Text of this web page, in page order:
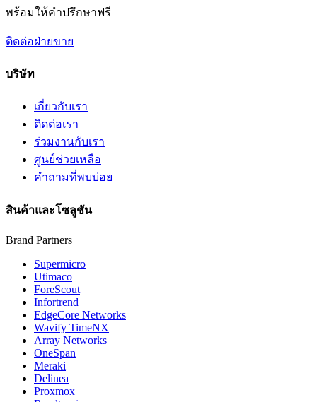
พร้อมให้คำปรึกษาฟรี
ติดต่อฝ่ายขาย
บริษัท
เกี่ยวกับเรา
ติดต่อเรา
ร่วมงานกับเรา
ศูนย์ช่วยเหลือ
คำถามที่พบบ่อย
สินค้าและโซลูชัน
Brand Partners
Supermicro
Utimaco
ForeScout
Infortrend
EdgeCore Networks
Wavify TimeNX
Array Networks
OneSpan
Meraki
Delinea
Proxmox